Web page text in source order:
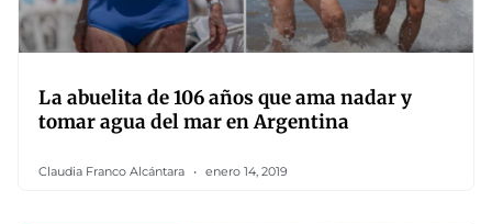
La abuelita de 106 años que ama nadar y
tomar agua del mar en Argentina
Claudia Franco Alcántara enero 14, 2019